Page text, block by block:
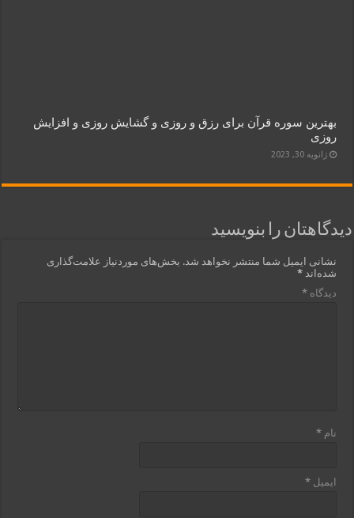
بهترین سوره قرآن برای رزق و روزی و گشایش روزی و افزایش
روزی
ژانویه 30, 2023
دیدگاهتان را بنویسید
نشانی ایمیل شما منتشر نخواهد شد. بخش‌های موردنیاز علامت‌گذاری
شده‌اند*
دیدگاه*
نام*
ایمیل*